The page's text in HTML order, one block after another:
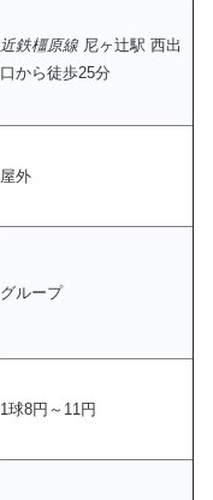
近鉄橿原線 尼ヶ辻駅 西出
口から徒歩25分
屋外
グループ
1球8円～11円